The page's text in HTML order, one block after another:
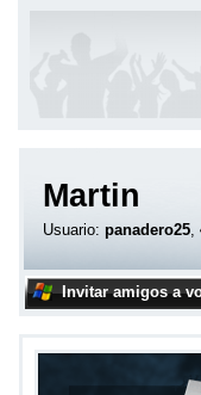
Martin
Usuario: panadero25,
Invitar amigos a